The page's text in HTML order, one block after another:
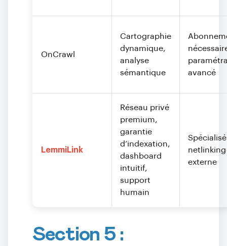
OnCrawl
Cartographie
dynamique,
analyse
sémantique
avancé
LemmiLink
Réseau privé
premium,
garantie
d’indexation,
dashboard
intuitif,
support
humain
Spécialisé
netlinking
externe
Section 5 :